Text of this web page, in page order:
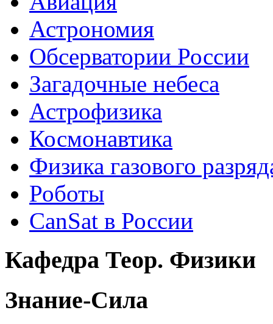
Астрономия
Обсерватории России
Загадочные небеса
Астрофизика
Космонавтика
Физика газового
Роботы
CanSat в России
Кафедра Теор. Физики
Знание-Сила